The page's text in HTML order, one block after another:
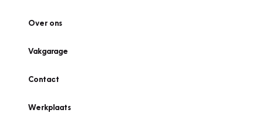
Over ons
Vakgarage
Contact
Werkplaats